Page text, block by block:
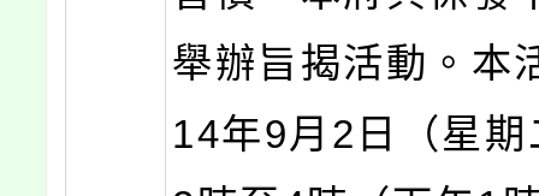
舉辦旨揭活動。本
14年9月2日（星